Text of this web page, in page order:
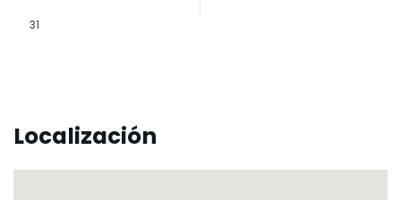
31
Localización